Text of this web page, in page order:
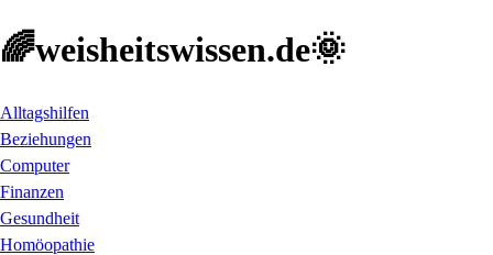
🌈weisheitswissen.de🌞
Alltagshilfen
Beziehungen
Computer
Finanzen
Gesundheit
Homöopathie